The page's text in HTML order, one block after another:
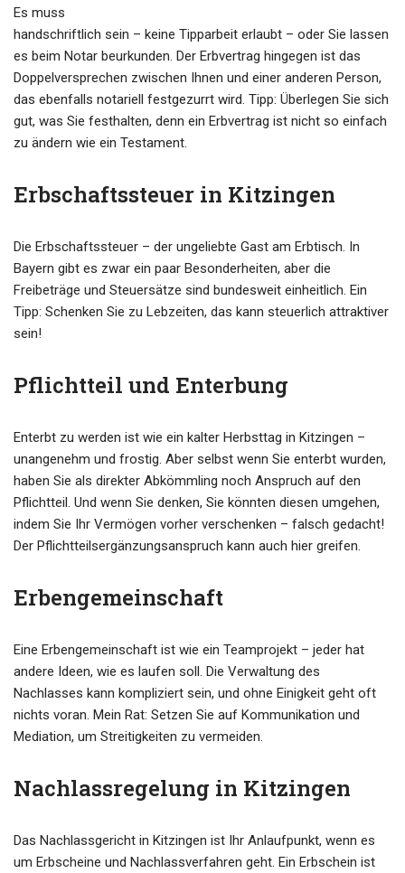
Es muss
handschriftlich sein – keine Tipparbeit erlaubt – oder Sie lassen
es beim Notar beurkunden. Der Erbvertrag hingegen ist das
Doppelversprechen zwischen Ihnen und einer anderen Person,
das ebenfalls notariell festgezurrt wird. Tipp: Überlegen Sie sich
gut, was Sie festhalten, denn ein Erbvertrag ist nicht so einfach
zu ändern wie ein Testament.
Erbschaftssteuer in Kitzingen
Die Erbschaftssteuer – der ungeliebte Gast am Erbtisch. In
Bayern gibt es zwar ein paar Besonderheiten, aber die
Freibeträge und Steuersätze sind bundesweit einheitlich. Ein
Tipp: Schenken Sie zu Lebzeiten, das kann steuerlich attraktiver
sein!
Pflichtteil und Enterbung
Enterbt zu werden ist wie ein kalter Herbsttag in Kitzingen –
unangenehm und frostig. Aber selbst wenn Sie enterbt wurden,
haben Sie als direkter Abkömmling noch Anspruch auf den
Pflichtteil. Und wenn Sie denken, Sie könnten diesen umgehen,
indem Sie Ihr Vermögen vorher verschenken – falsch gedacht!
Der Pflichtteilsergänzungsanspruch kann auch hier greifen.
Erbengemeinschaft
Eine Erbengemeinschaft ist wie ein Teamprojekt – jeder hat
andere Ideen, wie es laufen soll. Die Verwaltung des
Nachlasses kann kompliziert sein, und ohne Einigkeit geht oft
nichts voran. Mein Rat: Setzen Sie auf Kommunikation und
Mediation, um Streitigkeiten zu vermeiden.
Nachlassregelung in Kitzingen
Das Nachlassgericht in Kitzingen ist Ihr Anlaufpunkt, wenn es
um Erbscheine und Nachlassverfahren geht. Ein Erbschein ist